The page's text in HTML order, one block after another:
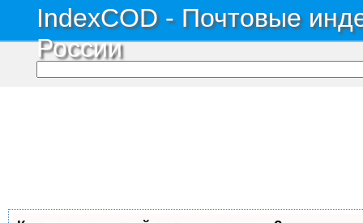
IndexCOD - Почтовые
России